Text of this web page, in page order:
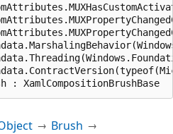
XamlCompositionBrushBase
Brush